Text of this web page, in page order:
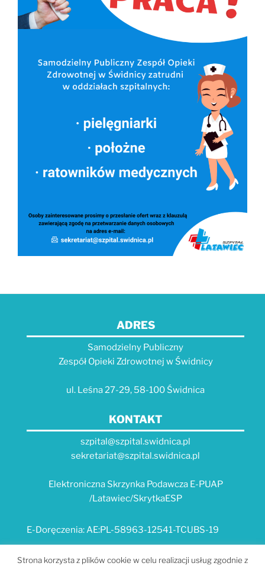
ADRES
Samodzielny Publiczny
Zespół Opieki Zdrowotnej w Świdnicy
ul. Leśna 27-29, 58-100 Świdnica
KONTAKT
szpital@szpital.swidnica.pl
sekretariat@szpital.swidnica.pl
Elektroniczna Skrzynka Podawcza E-PUAP
/Latawiec/SkrytkaESP
E-Doręczenia: AE:PL-58963-12541-TCUBS-19
E-USŁUGI
Strona korzysta z plików cookie w celu realizacji usług zgodnie z